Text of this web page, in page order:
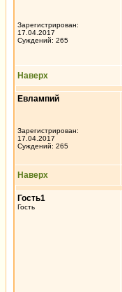
Зарегистрирован:
17.04.2017
Суждений: 265
Наверх
Евлампий
Зарегистрирован:
17.04.2017
Суждений: 265
Наверх
Гость1
Гость